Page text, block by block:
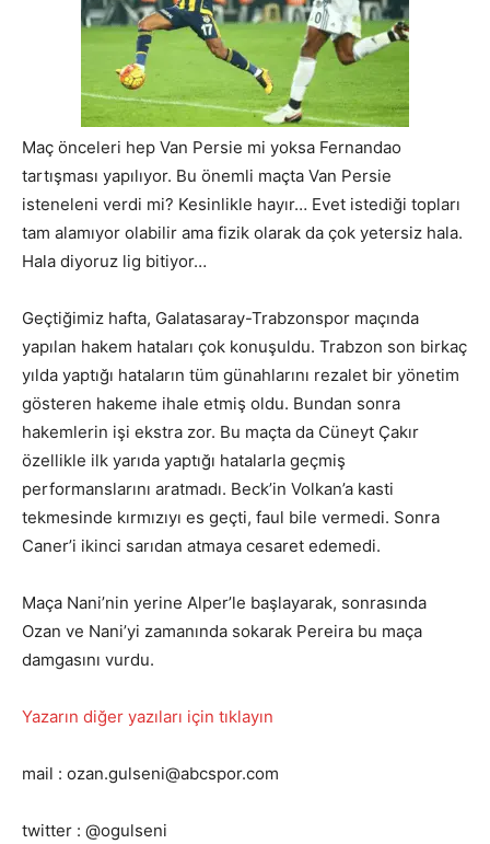
Maç önceleri hep Van Persie mi yoksa Fernandao
tartışması yapılıyor. Bu önemli maçta Van Persie
isteneleni verdi mi? Kesinlikle hayır… Evet istediği topları
tam alamıyor olabilir ama fizik olarak da çok yetersiz hala.
Hala diyoruz lig bitiyor…
Geçtiğimiz hafta, Galatasaray-Trabzonspor maçında
yapılan hakem hataları çok konuşuldu. Trabzon son birkaç
yılda yaptığı hataların tüm günahlarını rezalet bir yönetim
gösteren hakeme ihale etmiş oldu. Bundan sonra
hakemlerin işi ekstra zor. Bu maçta da Cüneyt Çakır
özellikle ilk yarıda yaptığı hatalarla geçmiş
performanslarını aratmadı. Beck’in Volkan’a kasti
tekmesinde kırmızıyı es geçti, faul bile vermedi. Sonra
Caner’i ikinci sarıdan atmaya cesaret edemedi.
Maça Nani’nin yerine Alper’le başlayarak, sonrasında
Ozan ve Nani’yi zamanında sokarak Pereira bu maça
damgasını vurdu.
Yazarın diğer yazıları için tıklayın
mail : ozan.gulseni@abcspor.com
twitter : @ogulseni